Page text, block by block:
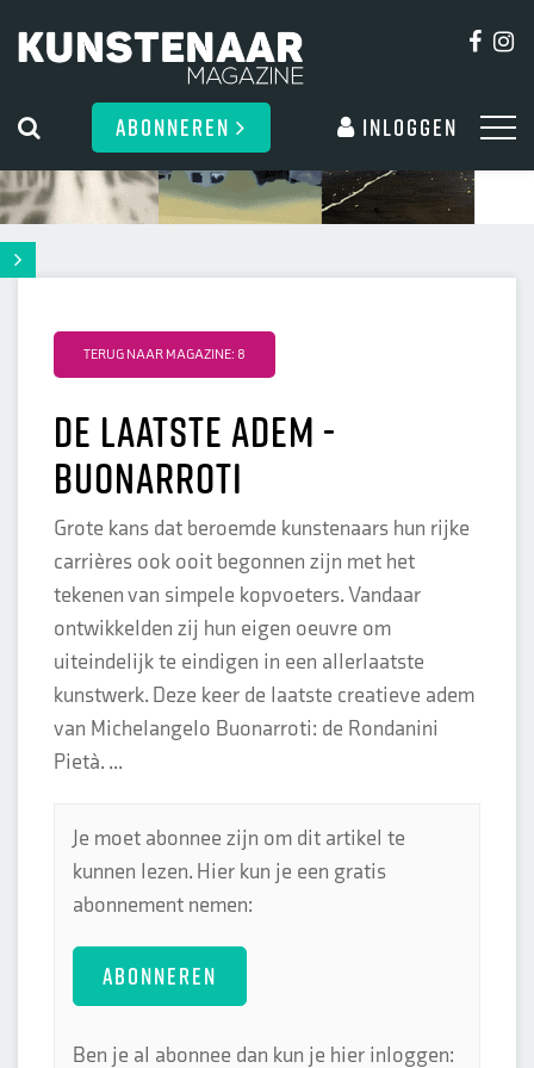
ABONNEREN Inloggen
TERUG NAAR MAGAZINE: 8
De laatste adem -
Buonarroti
Grote kans dat beroemde kunstenaars hun rijke
carrières ook ooit begonnen zijn met het
tekenen van simpele kopvoeters. Vandaar
ontwikkelden zij hun eigen oeuvre om
uiteindelijk te eindigen in een allerlaatste
kunstwerk. Deze keer de laatste creatieve adem
van Michelangelo Buonarroti: de Rondanini
Pietà. ...
Je moet abonnee zijn om dit artikel te
kunnen lezen. Hier kun je een gratis
abonnement nemen:
ABONNEREN
Ben je al abonnee dan kun je hier inloggen: